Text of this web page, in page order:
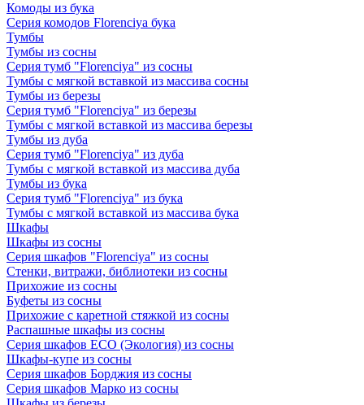
Комоды из бука
Серия комодов Florenciya бука
Тумбы
Тумбы из сосны
Серия тумб "Florenciya" из сосны
Тумбы с мягкой вставкой из массива сосны
Тумбы из березы
Серия тумб "Florenciya" из березы
Тумбы с мягкой вставкой из массива березы
Тумбы из дуба
Серия тумб "Florenciya" из дуба
Тумбы с мягкой вставкой из массива дуба
Тумбы из бука
Серия тумб "Florenciya" из бука
Тумбы с мягкой вставкой из массива бука
Шкафы
Шкафы из сосны
Серия шкафов "Florenciya" из сосны
Стенки, витражи, библиотеки из сосны
Прихожие из сосны
Буфеты из сосны
Прихожие с каретной стяжкой из сосны
Распашные шкафы из сосны
Серия шкафов ECO (Экология) из сосны
Шкафы-купе из сосны
Серия шкафов Борджия из сосны
Серия шкафов Марко из сосны